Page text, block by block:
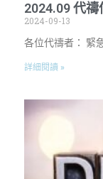
2024.09 代禱
2024-09-13
各位代禱者： 緊
詳細閱讀 »